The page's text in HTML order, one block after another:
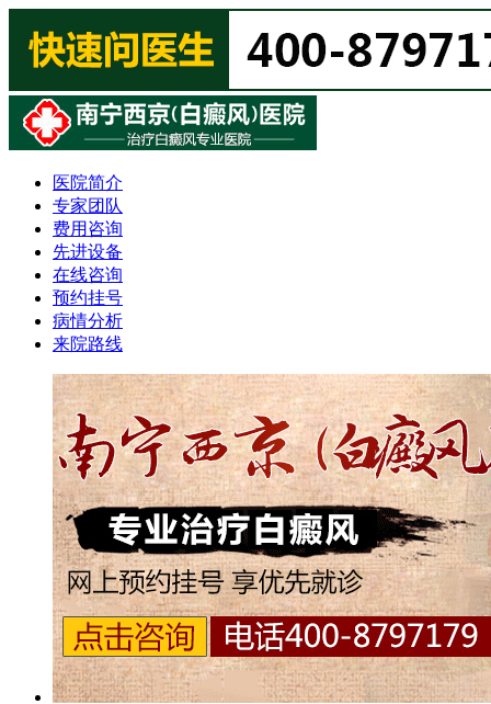
医院简介
专家团队
费用咨询
先进设备
在线咨询
预约挂号
病情分析
来院路线